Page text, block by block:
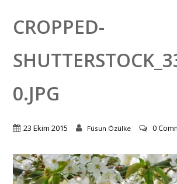
CROPPED-
0.JPG
23 Ekim 2015 Füsun Özülke 0